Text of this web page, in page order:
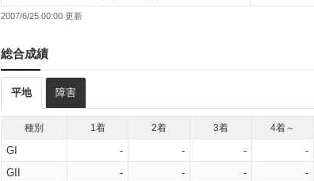
2007/6/25 00:00
総合成績
平地 障害
種別 1着 2着 3着 4着～
GI - - - -
GII
- - - -